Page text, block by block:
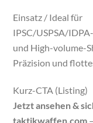
Einsatz / Ideal für
IPSC/USPSA/
und High-volume-
Präzision und
Kurz-CTA (Listing)
Jetzt ansehen &
taktikwaffen.com